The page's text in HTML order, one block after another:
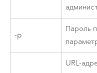
-p
Пароль
URL-